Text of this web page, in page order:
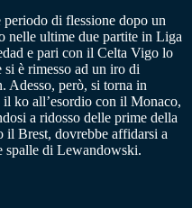
periodo di flessione dopo un
nelle ultime due partite in Liga
e pari con il Celta Vigo lo
è rimesso ad un iro di
Adesso, però, si torna in
ko all’esordio con il Monaco,
a ridosso delle prime della
il Brest, dovrebbe affidarsi a
spalle di Lewandowski.